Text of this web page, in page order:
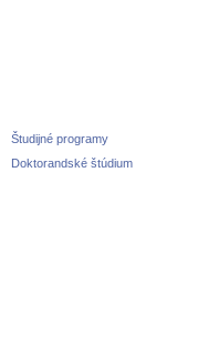
Študijné programy
Doktorandské štúdium